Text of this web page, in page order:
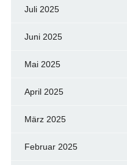
Juli 2025
Juni 2025
Mai 2025
April 2025
März 2025
Februar 2025